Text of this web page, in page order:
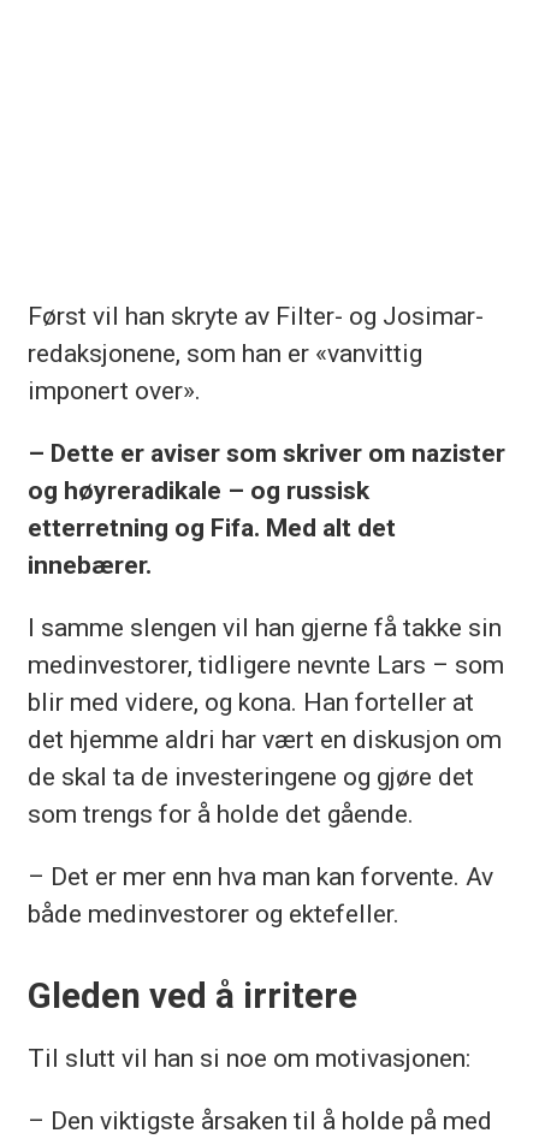
Først vil han skryte av Filter- og Josimar-
redaksjonene, som han er «vanvittig
imponert over».
– Dette er aviser som skriver om nazister
og høyreradikale – og russisk
etterretning og Fifa. Med alt det
innebærer.
I samme slengen vil han gjerne få takke sin
medinvestorer, tidligere nevnte Lars – som
blir med videre, og kona. Han forteller at
det hjemme aldri har vært en diskusjon om
de skal ta de investeringene og gjøre det
som trengs for å holde det gående.
– Det er mer enn hva man kan forvente. Av
både medinvestorer og ektefeller.
Gleden ved å irritere
Til slutt vil han si noe om motivasjonen:
– Den viktigste årsaken til å holde på med